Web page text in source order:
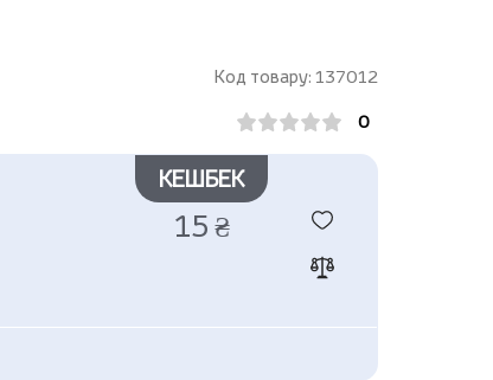
Код товару: 137012
0
КЕШБЕК
15 ₴